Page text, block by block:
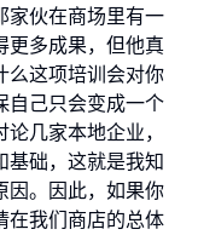
家伙在商场里有一
更多成果，但他真
么这项培训会对你
自己只会变成一个
几家本地企业，
基础，这就是我知
因。因此，如果你
在我们商店的总体